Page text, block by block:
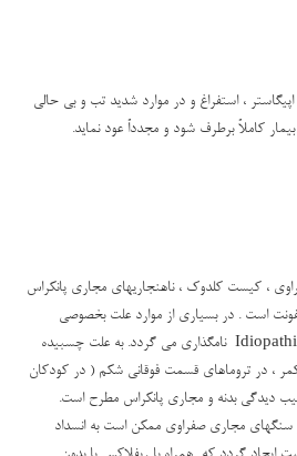
، استفراغ و در موارد شدید تب و بی حالی
کاملاً برطرف شود و مجدداً عود نماید.
، کیست کلدوک ، ناهنجاریهای مجاری پانکراس
عفونت است . در بسیاری از موارد علت بخصوصی
نامگذاری می گردد. به علت چسبیده
، در تروماهای قسمت فوقانی شکم ( در کودکان
دیدگی بدنه و مجاری پانکراس مطرح است.
سنگهای مجاری صفراوی ممکن است به انسداد